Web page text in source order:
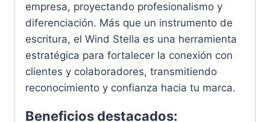
empresa, proyectando profesionalismo y
diferenciación. Más que un instrumento de
escritura, el Wind Stella es una herramienta
estratégica para fortalecer la conexión con
clientes y colaboradores, transmitiendo
reconocimiento y confianza hacia tu marca.
Beneficios destacados: